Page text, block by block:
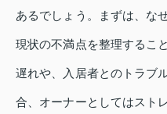
あるでしょう。まずは、な
現状の不満点を整理するこ
遅れや、入居者とのトラブ
合、オーナーとしてはスト